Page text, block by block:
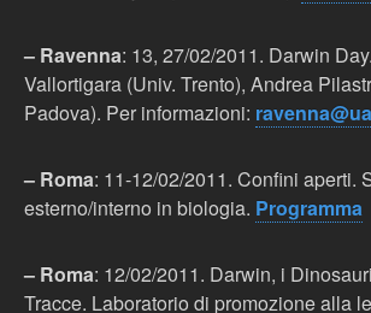
– Ravenna: 13, 27/02/2011. Darwin
Vallortigara (Univ. Trento), Andrea
Padova). Per informazioni:
– Roma: 11-12/02/2011. Confini aperti.
esterno/interno in biologia. Programma
– Roma: 12/02/2011. Darwin, i
Tracce. Laboratorio di promozione alla